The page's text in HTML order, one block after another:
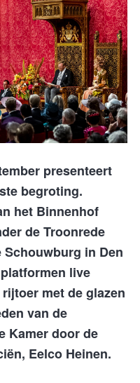
presenteert
begroting.
het Binnenhof
de Troonrede
in Den
live
met de glazen
van de
Kamer door de
Eelco Heinen.